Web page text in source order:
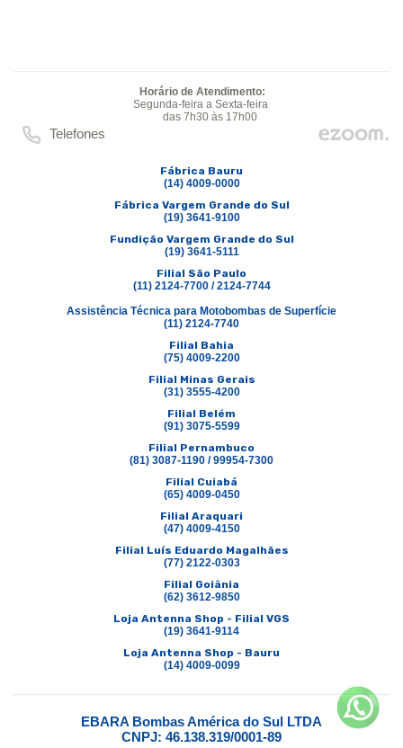
Horário de Atendimento:
Segunda-feira a Sexta-feira
das 7h30 às 17h00
Telefones
Fábrica Bauru
(14) 4009-0000
Fábrica Vargem Grande do Sul
(19) 3641-9100
Fundição Vargem Grande do Sul
(19) 3641-5111
Filial São Paulo
(11) 2124-7700 / 2124-7744
Assistência Técnica para Motobombas de Superfície
(11) 2124-7740
Filial Bahia
(75) 4009-2200
Filial Minas Gerais
(31) 3555-4200
Filial Belém
(91) 3075-5599
Filial Pernambuco
(81) 3087-1190 / 99954-7300
Filial Cuiabá
(65) 4009-0450
Filial Araquari
(47) 4009-4150
Filial Luís Eduardo Magalhães
(77) 2122-0303
Filial Goiânia
(62) 3612-9850
Loja Antenna Shop - Filial VGS
(19) 3641-9114
Loja Antenna Shop - Bauru
(14) 4009-0099
EBARA Bombas América do Sul LTDA
CNPJ: 46.138.319/0001-89